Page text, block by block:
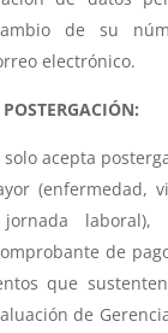
de su
electrónico.
acepta
(enfermedad,
laboral),
de
que
de